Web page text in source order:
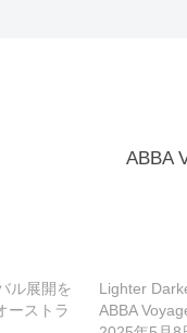
ABBA
ル展開を
ーストラ
Lighter
ABBA